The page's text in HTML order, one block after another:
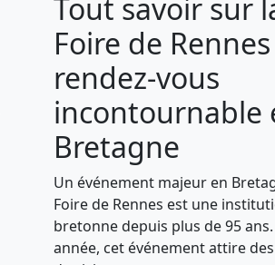
Tout savoir sur
Foire de
rendez-vous
incontournable
Bretagne
Un événement majeur en
Foire de Rennes est une
bretonne depuis plus de 95
année, cet événement attire